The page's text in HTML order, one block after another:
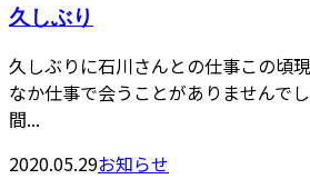
久しぶり
久しぶりに石川さんとの仕事この頃
なか仕事で会うことがありませんで
間...
2020.05.29お知らせ